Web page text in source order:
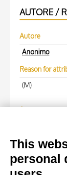
AUTORE /
Autore
Anonimo
Reason for
(M)
Autore
WORK OF
This
personal